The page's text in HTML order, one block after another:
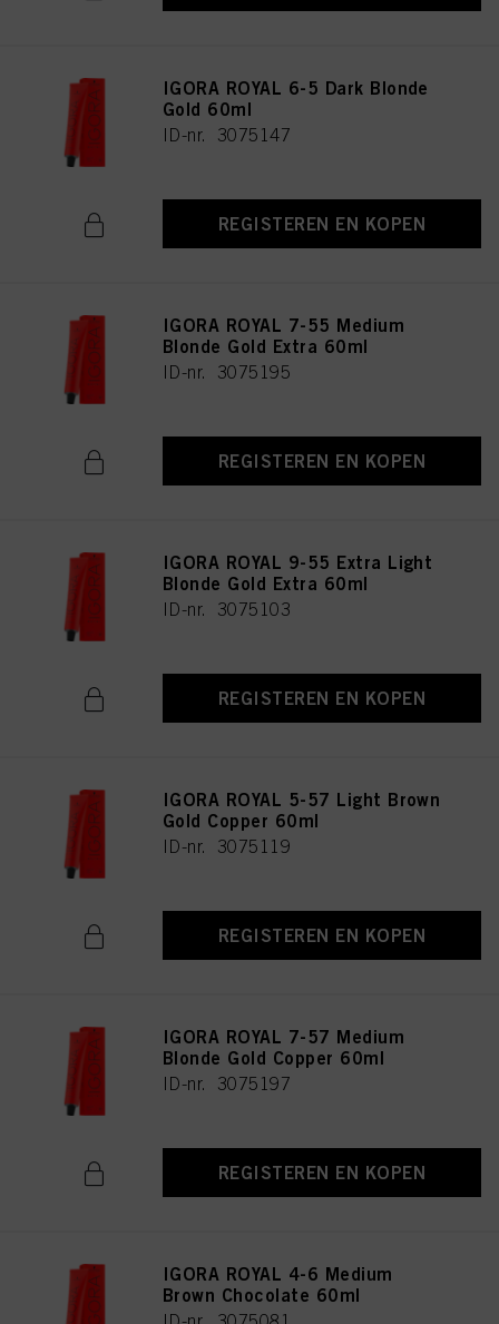
IGORA ROYAL 6-5 Dark Blonde
Gold 60ml
ID-nr. 3075147
REGISTEREN EN KOPEN
IGORA ROYAL 7-55 Medium
Blonde Gold Extra 60ml
ID-nr. 3075195
REGISTEREN EN KOPEN
IGORA ROYAL 9-55 Extra Light
Blonde Gold Extra 60ml
ID-nr. 3075103
REGISTEREN EN KOPEN
IGORA ROYAL 5-57 Light Brown
Gold Copper 60ml
ID-nr. 3075119
REGISTEREN EN KOPEN
IGORA ROYAL 7-57 Medium
Blonde Gold Copper 60ml
ID-nr. 3075197
REGISTEREN EN KOPEN
IGORA ROYAL 4-6 Medium
Brown Chocolate 60ml